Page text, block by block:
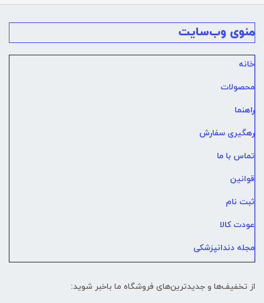
منوی وب‌سایت
خانه
محصولات
راهنما
رهگیری سفارش
تماس با ما
قوانین
ثبت نام
عودت کالا
مجله دندانپزشکی
از تخفیف‌ها و جدیدترین‌های فروشگاه ما باخبر شوید: